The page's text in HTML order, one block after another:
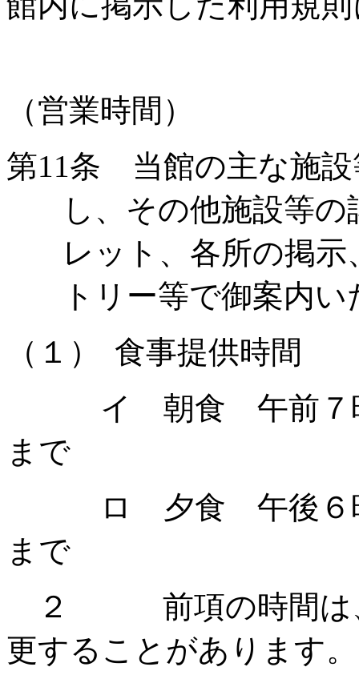
（営業時間）
第11条 当館の主な施設
し、その他施設等
レット、各所の掲
トリー等で御案内
（１）
食事提供時間
イ 朝食 午前７時
まで
ロ 夕食 午後６時
まで
２ 前項の時間は、
更することがあります